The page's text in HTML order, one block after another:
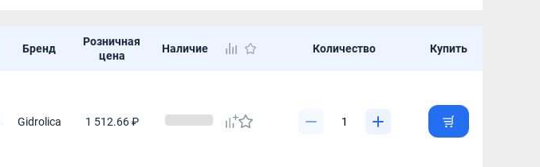
Бренд
Розничная
цена
Наличие Количество Купить
Gidrolica 1 512.66 ₽